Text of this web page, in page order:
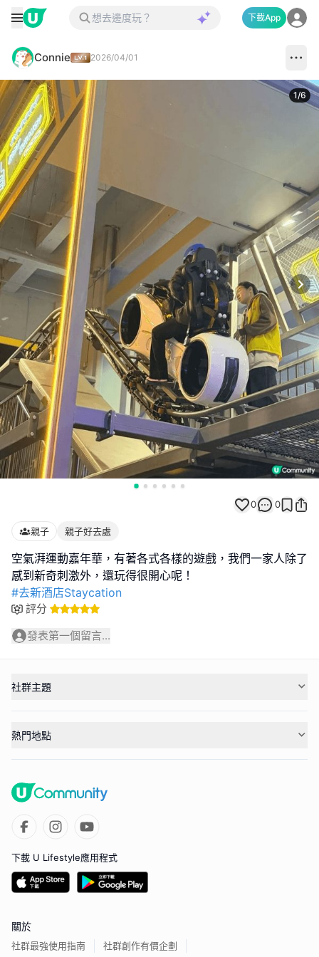
下載App
Connie 2026/04/01
1/6
0 0
親子 親子好去處
空氣湃運動嘉年華，有著各式各樣的遊戲，我們一家人除了
#去新酒店Staycation
評分
發表第一個留言...
社群主題
熱門地點
下載 U Lifestyle應用程式
關於
社群最強使用指南 社群創作有價企劃